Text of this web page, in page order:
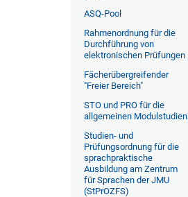
ASQ-Pool
Rahmenordnung für die
Durchführung von
elektronischen Prüfungen
Fächerübergreifender
"Freier Bereich"
STO und PRO für die
allgemeinen Modulstudien
Studien- und
Prüfungsordnung für die
sprachpraktische
Ausbildung am Zentrum
für Sprachen der JMU
(StPrOZFS)